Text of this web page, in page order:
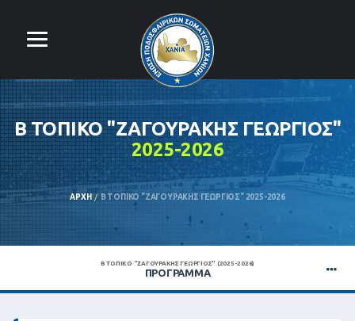
Β ΤΟΠΙΚΌ "ΖΑΓΟΥΡΑΚΗΣ ΓΕΩΡΓΙΟΣ"
2025-2026
ΑΡΧΉ Β ΤΟΠΙΚΌ "ΖΑΓΟΥΡΑΚΗΣ ΓΕΩΡΓΙΟΣ" 2025-2026
Β ΤΟΠΙΚΌ "ΖΑΓΟΥΡΑΚΗΣ ΓΕΩΡΓΙΟΣ" (2025-2026)
ΠΡΌΓΡΑΜΜΑ